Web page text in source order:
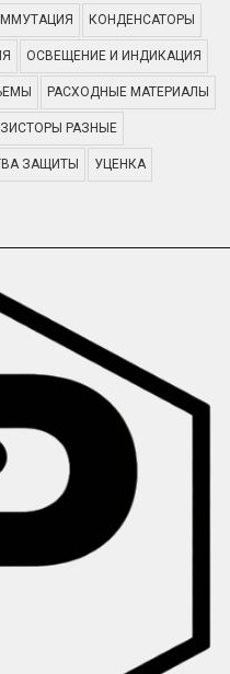
КОНДЕНСАТОРЫ
ОСВЕЩЕНИЕ И ИНДИКАЦИЯ
РАСХОДНЫЕ МАТЕРИАЛЫ
РАЗНЫЕ
ЗАЩИТЫ УЦЕНКА